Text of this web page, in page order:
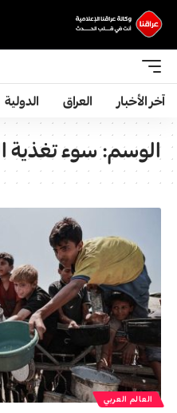
آخر الأخبار العراق الدولية
الوسم:سوء تغذية
العالم العربي